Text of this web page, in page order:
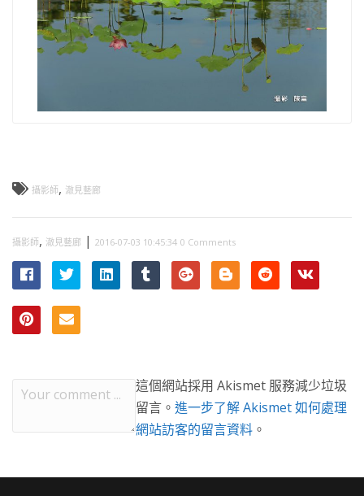
攝影師, 澈見藝廊
攝影師, 澈見藝廊 | 2016-07-03 10:45:34 0 Comments
這個網站採用 Akismet 服務減少垃圾
留言。 進一步了解 Akismet 如何處理
網站訪客的留言資料 。